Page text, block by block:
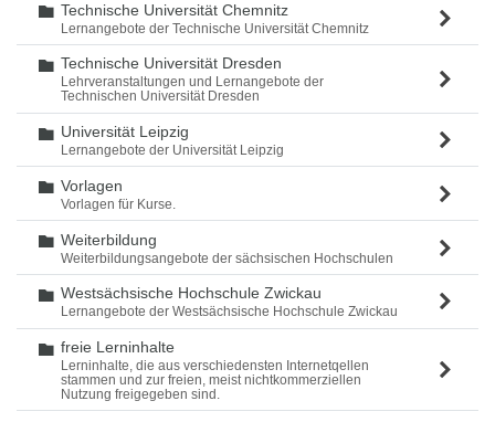
Ordner
Technische Universität Chemnitz
Lernangebote der Technische Universität Chemnitz
Ordner
Technische Universität Dresden
Lehrveranstaltungen und Lernangebote der
Technischen Universität Dresden
Ordner
Universität Leipzig
Lernangebote der Universität Leipzig
Ordner
Vorlagen
Vorlagen für Kurse.
Ordner
Weiterbildung
Weiterbildungsangebote der sächsischen Hochschulen
Ordner
Westsächsische Hochschule Zwickau
Lernangebote der Westsächsische Hochschule Zwickau
Ordner
freie Lerninhalte
Lerninhalte, die aus verschiedensten Internetqellen
stammen und zur freien, meist nichtkommerziellen
Nutzung freigegeben sind.